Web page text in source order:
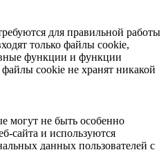
для правильной работы
только файлы cookie,
функции и функции
cookie не хранят никакой
могут не быть особенно
сайта и используются
данных пользователей с